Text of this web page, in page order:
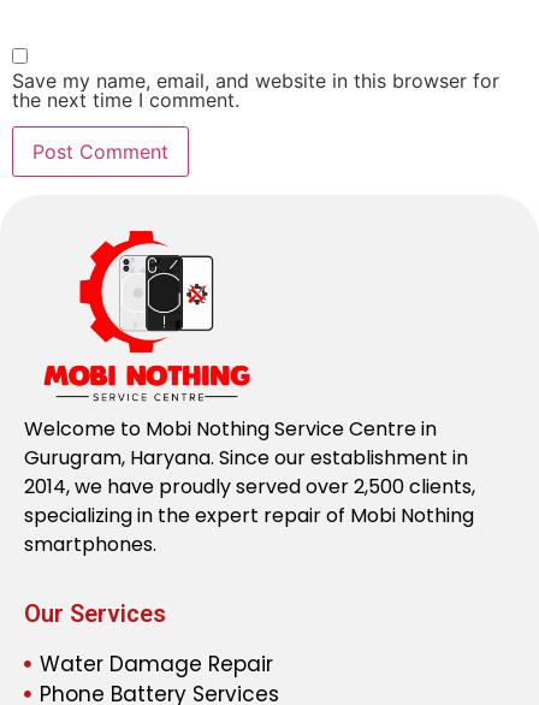
Save my name, email, and website in this browser for
the next time I comment.
Welcome to Mobi Nothing Service Centre in
Gurugram, Haryana. Since our establishment in
2014, we have proudly served over 2,500 clients,
specializing in the expert repair of Mobi Nothing
smartphones.
Our Services
Water Damage Repair
Phone Battery Services